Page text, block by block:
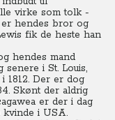
virke som tolk -
er hendes bror og
fik de heste han
hendes mand
i St. Louis,
1812. Der er dog
Skønt der aldrig
er der i dag
kvinde i USA.